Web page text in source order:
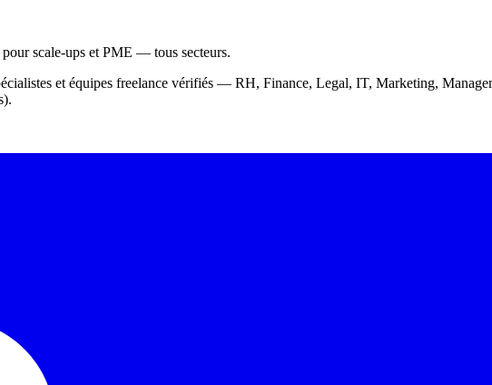
scale-ups et PME — tous secteurs.
et équipes freelance vérifiés — RH, Finance, Legal, IT, Marketing,